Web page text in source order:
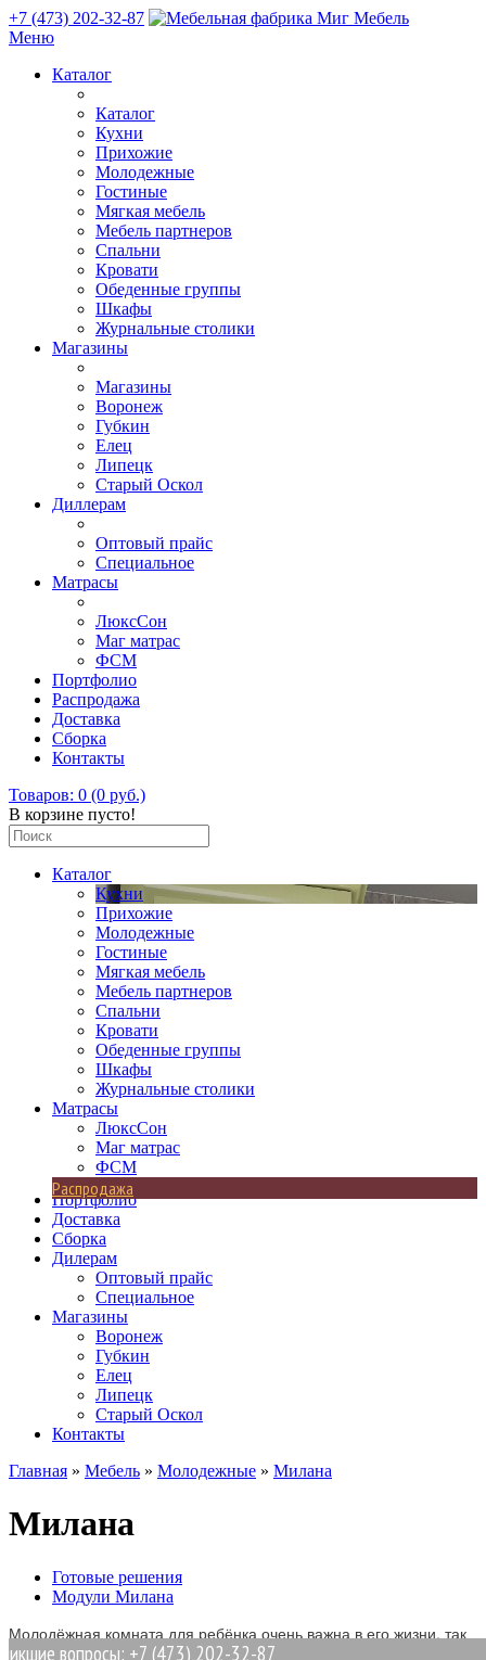
+7 (473) 202-32-87
Меню
Каталог
Каталог
Кухни
Прихожие
Молодежные
Гостиные
Мягкая мебель
Мебель партнеров
Спальни
Кровати
Обеденные группы
Шкафы
Журнальные столики
Магазины
Магазины
Воронеж
Губкин
Елец
Липецк
Старый Оскол
Диллерам
Оптовый прайс
Специальное
Матрасы
ЛюксСон
Маг матрас
ФСМ
Портфолио
Распродажа
Доставка
Сборка
Контакты
Товаров: 0 (0 руб.)
В корзине пусто!
Каталог
Кухни
Прихожие
Молодежные
Гостиные
Мягкая мебель
Мебель партнеров
Спальни
Кровати
Обеденные группы
Шкафы
Журнальные столики
Матрасы
ЛюксСон
Маг матрас
ФСМ
Распродажа
Портфолио
Доставка
Сборка
Дилерам
Оптовый прайс
Специальное
Магазины
Воронеж
Губкин
Елец
Липецк
Старый Оскол
Контакты
вопросы: +7 (473) 202-32-87
Главная » Мебель » Молодежные » Милана
Милана
Готовые решения
Модули Милана
Молодёжная комната для ребёнка очень важна в его жизни, так
как большую часть времени он будет проводить там,